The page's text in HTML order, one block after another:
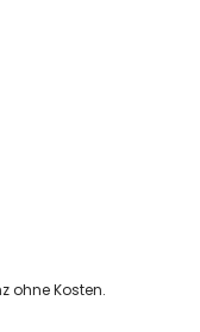
ohne Kosten.